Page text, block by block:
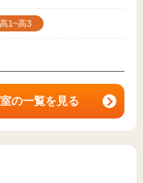
高1~高3
の一覧を見る